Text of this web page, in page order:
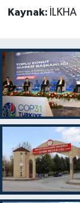
Kaynak: İLKHA